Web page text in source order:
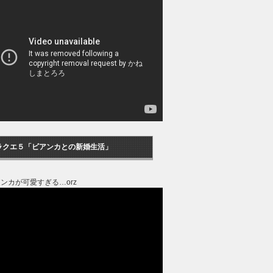
クエ５「ビアンカとの新婚生活」
ンカが可愛すぎる…orz